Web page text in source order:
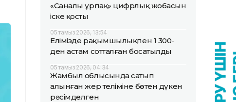
«Саналы ұрпақ» цифрлық жобасын
іске қосты
05 тамыз 2026, 13:54
Елімізде рақымшылықпен 1 300-
ден астам сотталған босатылды
05 тамыз 2026, 04:34
Жамбыл облысында сатып
алынған жер теліміне бөтен дүкен
рәсімделген